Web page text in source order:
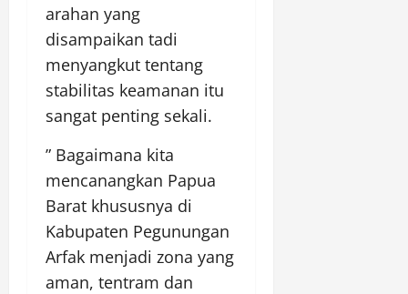
arahan yang
disampaikan tadi
menyangkut tentang
stabilitas keamanan itu
sangat penting sekali.
” Bagaimana kita
mencanangkan Papua
Barat khususnya di
Kabupaten Pegunungan
Arfak menjadi zona yang
aman, tentram dan